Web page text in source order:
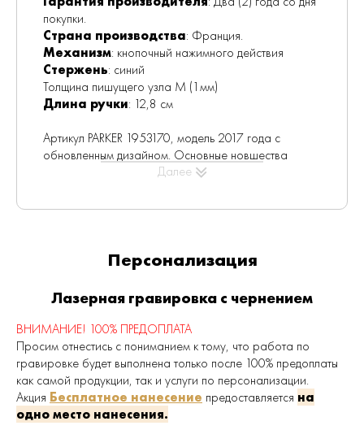
покупки.
Страна производства: Франция.
Механизм: кнопочный нажимного действия
Стержень: синий
Толщина пишущего узла M (1мм)
Длина ручки: 12,8 см
Артикул PARKER 1953170, модель 2017 года с
обновленным дизайном. Основные новшества
коллекции Jotter: корпус из нержавеющей стали,
обновленному имижду бренда и
передать качество и мастерство продукта.
Данная ручка позволяет использовать как
шариковый стержень, так и гелевый стержень.
Шариковая ручка Parker Jotter Stainless Steel CT
поставляется в усовершенствованной подарочной
коробке с обновленным дизайном.
(Артикулы данной ручки более раннего
периода выпуска: k61, S0705560, S0705540 )
Далее
Персонализация
Лазерная гравировка с чернением
ВНИМАНИЕ! 100% ПРЕДОПЛАТА
Просим отнестись с пониманием к тому, что работа по
гравировке будет выполнена только после 100% предоплаты
как самой продукции, так и услуги по персонализации.
Акция Бесплатное нанесение предоставляется на
одно место нанесения.